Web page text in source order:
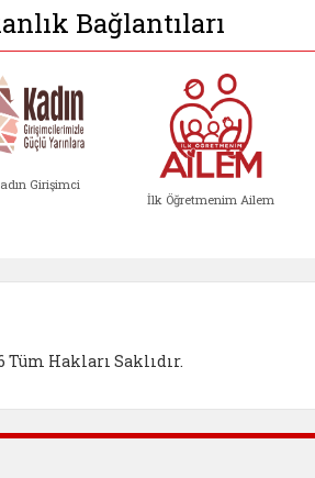
Bağlantıları
Girişimci
İlk Öğretmenim Ailem
Tüm Hakları Saklıdır.